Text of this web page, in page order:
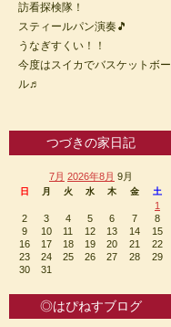
訪看探検隊！
スティールパン演奏🎵
うなぎすくい！！
今度はスイカでバスケットボー
ル♬
つづきの家日記
7月 2026年8月 9月
日 月 火 水 木 金 土
1
2
3 4 5 6 7
8
9
10 11 12 13 14
15
16
17 18 19 20 21
22
23
24 25 26 27 28
29
30
31
◎はぴねすブログ